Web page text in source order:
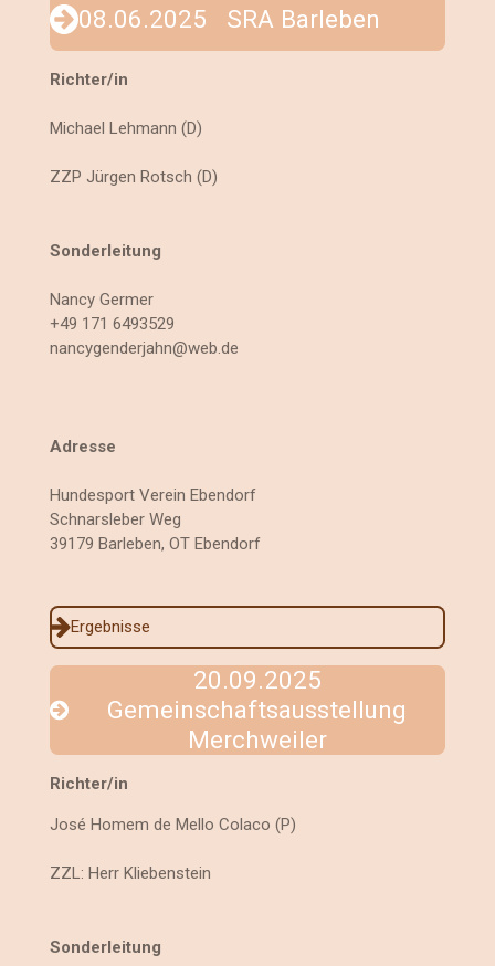
08.06.2025 SRA Barleben
Richter/in
Michael Lehmann (D)
ZZP Jürgen Rotsch (D)
Sonderleitung
Nancy Germer
+49 171 6493529
nancygenderjahn@web.de
Adresse
Hundesport Verein Ebendorf
Schnarsleber Weg
39179 Barleben, OT Ebendorf
Ergebnisse
20.09.2025
Gemeinschaftsausstellung
Merchweiler
Richter/in
José Homem de Mello Colaco (P)
ZZL: Herr Kliebenstein
Sonderleitung